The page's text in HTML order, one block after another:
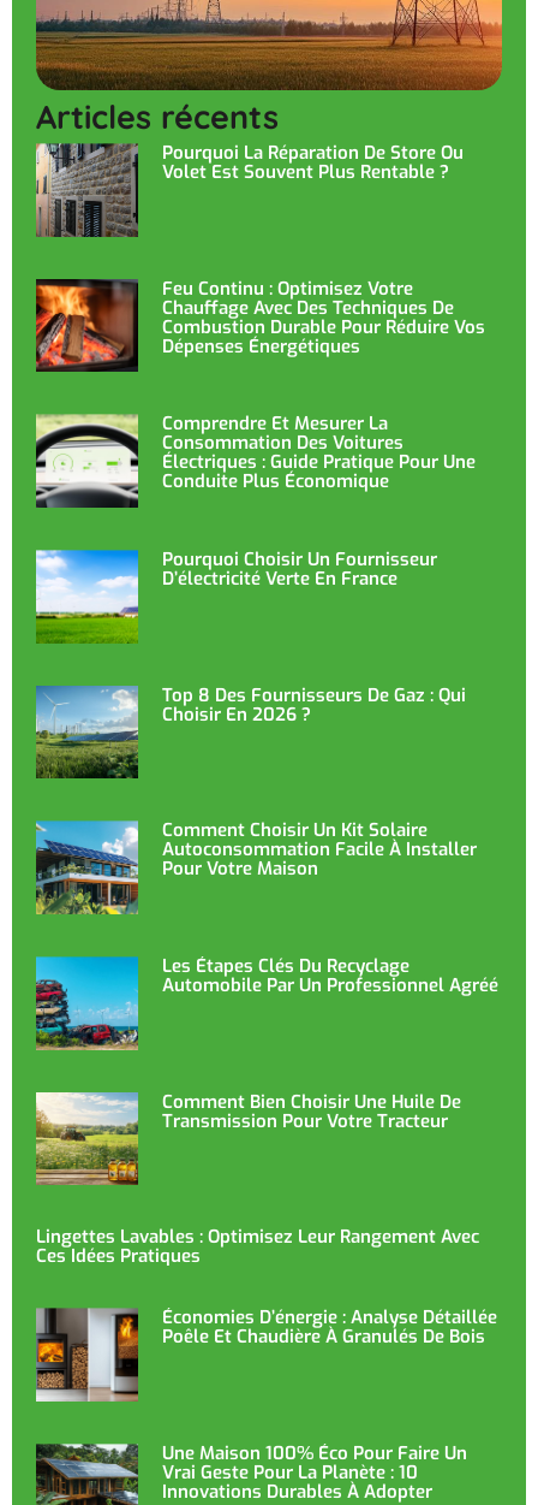
Articles récents
Pourquoi La Réparation De Store Ou
Volet Est Souvent Plus Rentable ?
Feu Continu : Optimisez Votre
Chauffage Avec Des Techniques De
Combustion Durable Pour Réduire Vos
Dépenses Énergétiques
Comprendre Et Mesurer La
Consommation Des Voitures
Électriques : Guide Pratique Pour Une
Conduite Plus Économique
Pourquoi Choisir Un Fournisseur
D’électricité Verte En France
Top 8 Des Fournisseurs De Gaz : Qui
Choisir En 2026 ?
Comment Choisir Un Kit Solaire
Autoconsommation Facile À Installer
Pour Votre Maison
Les Étapes Clés Du Recyclage
Automobile Par Un Professionnel Agréé
Comment Bien Choisir Une Huile De
Transmission Pour Votre Tracteur
Lingettes Lavables : Optimisez Leur Rangement Avec
Ces Idées Pratiques
Économies D’énergie : Analyse Détaillée
Poêle Et Chaudière À Granulés De Bois
Une Maison 100% Éco Pour Faire Un
Vrai Geste Pour La Planète : 10
Innovations Durables À Adopter